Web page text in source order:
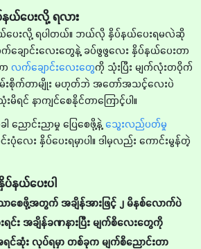
ယ်ပေးလို့ ရလား
ပေးလို့ ရပါတယ်။ ဘယ်လို နှိပ်နယ်ပေးရမလဲဆို
ျောင်းလေးတွေနဲ့ ခပ်ဖွဖွလေး နှိပ်နယ်ပေးတာ
လက်ချောင်းလေးတွေကို သုံးပြီး မျက်လုံးတဝိုက်
းစိုက်တာမျိုး မဟုတ်ဘဲ အတော်အသင့်လေးပဲ
မိရင် နာကျင်စေနိုင်တာကြောင့်ပါ။
ောင်းညာမှု ပြေစေဖို့နဲ့ သွေးလည်ပတ်မှု
လေး နှိပ်ပေးရမှာပါ။ ဒါမှလည်း ကောင်းမွန်တဲ့
နယ်ပေးပါ
စေဖို့အတွက် အချိန်အားဖြင့် ၂ မိနစ်လောက်ပဲ
ရင်း အချိန်ခဏနားပြီး မျက်စိလေးတွေကို
င်ဆုံး လုပ်ရမှာ တစ်ခုက မျက်စိညောင်းတာ